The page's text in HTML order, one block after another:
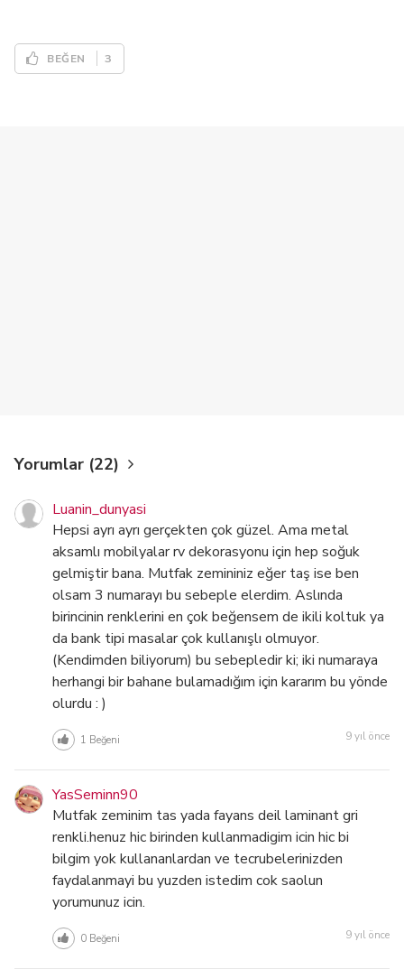
BEĞEN 3
Yorumlar (22)
Luanin_dunyasi
Hepsi ayrı ayrı gerçekten çok güzel. Ama metal
aksamlı mobilyalar rv dekorasyonu için hep soğuk
gelmiştir bana. Mutfak zemininiz eğer taş ise ben
olsam 3 numarayı bu sebeple elerdim. Aslında
birincinin renklerini en çok beğensem de ikili koltuk ya
da bank tipi masalar çok kullanışlı olmuyor.
(Kendimden biliyorum) bu sebepledir ki; iki numaraya
herhangi bir bahane bulamadığım için kararım bu yönde
olurdu : )
1 Beğeni 9 yıl önce
YasSeminn90
Mutfak zeminim tas yada fayans deil laminant gri
renkli.henuz hic birinden kullanmadigim icin hic bi
bilgim yok kullananlardan ve tecrubelerinizden
faydalanmayi bu yuzden istedim cok saolun
yorumunuz icin.
0Beğeni 9 yıl önce